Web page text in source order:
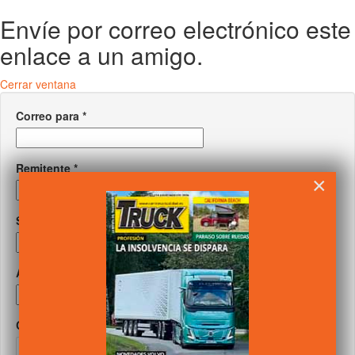
Envíe por correo electrónico este
enlace a un amigo.
Cerrar ventana
Correo para *
Remitente*
Su correo
Asunto
Captcha
×